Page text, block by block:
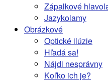
Zápalkové
Jazykolamy
Obrázkové
Optické ilúzie
Hľadá sa!
Nájdi nesprávny
Koľko ich je?